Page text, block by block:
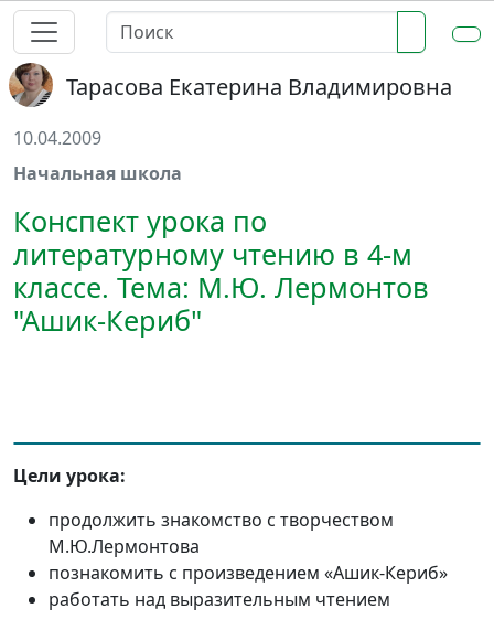
Тарасова Екатерина Владимировна
10.04.2009
Начальная школа
Конспект урока по
литературному чтению в 4-м
классе. Тема: М.Ю. Лермонтов
"Ашик-Кериб"
Цели урока:
продолжить знакомство с творчеством
М.Ю.Лермонтова
познакомить с произведением «Ашик-Кериб»
работать над выразительным чтением